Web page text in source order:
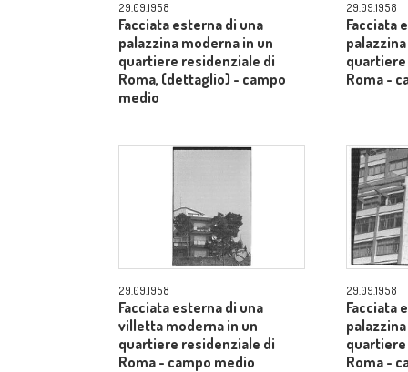
29.09.1958
Facciata esterna di una
palazzina moderna in un
quartiere residenziale di
Roma, (dettaglio) - campo
medio
29.09.1958
Facciata
Roma -
29.09.1958
Facciata esterna di una
villetta moderna in un
quartiere residenziale di
Roma - campo medio
29.09.1958
Facciata
Roma -